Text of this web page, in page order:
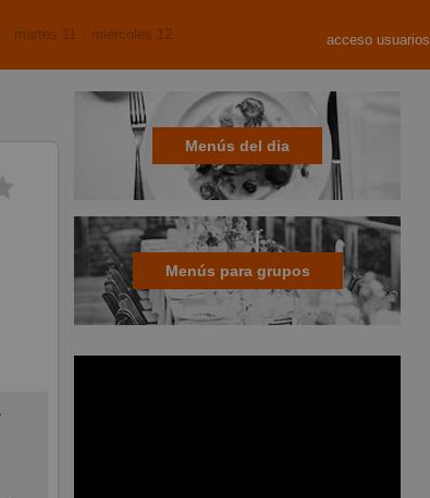
acceso usuarios
martes 11 miércoles 12
Menús del dia
Menús para grupos